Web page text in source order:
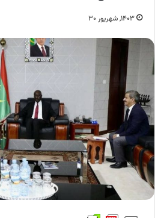
۱۴۰۳, شهریور ۳۰